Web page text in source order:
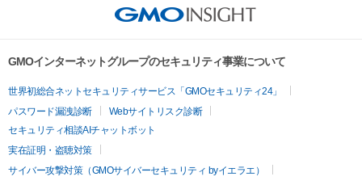
GMOインターネットグループのセキュリティ事業について
世界初総合ネットセキュリティサービス「GMOセキュリティ24」
パスワード漏洩診断
Webサイトリスク診断
セキュリティ相談AIチャットボット
実在証明・盗聴対策
サイバー攻撃対策（GMOサイバーセキュリティ byイエラエ）